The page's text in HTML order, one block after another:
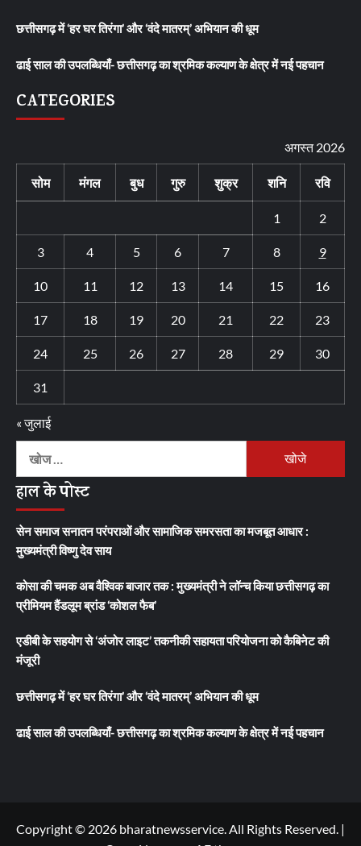
छत्तीसगढ़ में ‘हर घर तिरंगा’ और ‘वंदे मातरम्’ अभियान की धूम
ढाई साल की उपलब्धियाँ- छत्तीसगढ़ का श्रमिक कल्याण के क्षेत्र में नई पहचान
CATEGORIES
अगस्त 2026
सोम मंगल बुध गुरु शुक्र शनि रवि
1 2
3 4 5 6 7 8 9
10 11 12 13 14 15 16
17 18 19 20 21 22 23
24 25 26 27 28 29 30
31
« जुलाई
निम्न
खोजें:
हाल के पोस्ट
सेन समाज सनातन परंपराओं और सामाजिक समरसता का मजबूत आधार :
मुख्यमंत्री विष्णु देव साय
कोसा की चमक अब वैश्विक बाजार तक : मुख्यमंत्री ने लॉन्च किया छत्तीसगढ़ का
प्रीमियम हैंडलूम ब्रांड ‘कोशल फैब’
एडीबी के सहयोग से ‘अंजोर लाइट’ तकनीकी सहायता परियोजना को कैबिनेट की
मंजूरी
छत्तीसगढ़ में ‘हर घर तिरंगा’ और ‘वंदे मातरम्’ अभियान की धूम
ढाई साल की उपलब्धियाँ- छत्तीसगढ़ का श्रमिक कल्याण के क्षेत्र में नई पहचान
Copyright © 2026 bharatnewsservice. All Rights Reserved. |